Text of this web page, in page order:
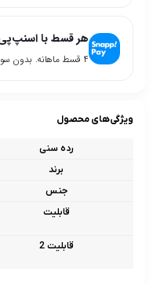
هر قسط با
۴ قسط ماهانه. بدون سود، چک و ضامن.
ویژگی‌های محصول
رده سنی
برند
جنس
قابلیت
قابلیت 2